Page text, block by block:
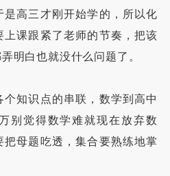
高三才刚开始学的，所以化
课跟紧了老师的节奏，把该
明白也就没什么问题了。
知识点的串联，数学到高中
别觉得数学难就现在放弃数
母题吃透，集合要熟练地掌